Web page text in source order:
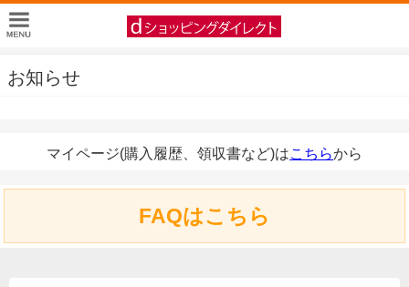
お知らせ
マイページ(購入履歴、領収書など)はこちらから
FAQはこちら